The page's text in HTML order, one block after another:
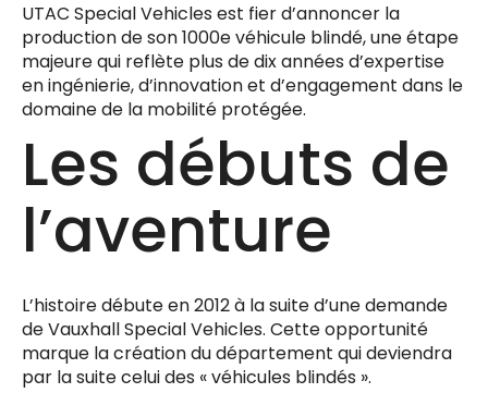
UTAC Special Vehicles est fier d’annoncer la
production de son 1000e véhicule blindé, une étape
majeure qui reflète plus de dix années d’expertise
en ingénierie, d’innovation et d’engagement dans le
domaine de la mobilité protégée.
Les débuts de
l’aventure
L’histoire débute en 2012 à la suite d’une demande
de Vauxhall Special Vehicles. Cette opportunité
marque la création du département qui deviendra
par la suite celui des « véhicules blindés ».